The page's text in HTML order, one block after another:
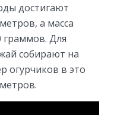
достигают
а масса
граммов. Для
собирают на
огурчиков в это